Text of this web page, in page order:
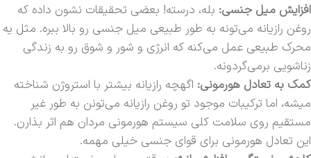
افزایش میل جنسی: بله، درسته! بعضی تحقیقات نشون داده که
روغن رازیانه می‌تونه به طور طبیعی میل جنسی رو بالا ببره. مثل یه
محرک طبیعی عمل می‌کنه که انرژی و شور و شوق رو به زندگی
زناشویی برمی‌گردونه.
کمک به تعادل هورمونی: اگهچه رازیانه بیشتر با استروژن شناخته
میشه، اما ترکیبات موجود تو روغن رازیانه می‌تونن به طور غیر
مستقیم روی سلامت کلی سیستم هورمونی مردان هم اثر بذارن.
این تعادل هورمونی برای قوای جنسی خیلی مهمه.